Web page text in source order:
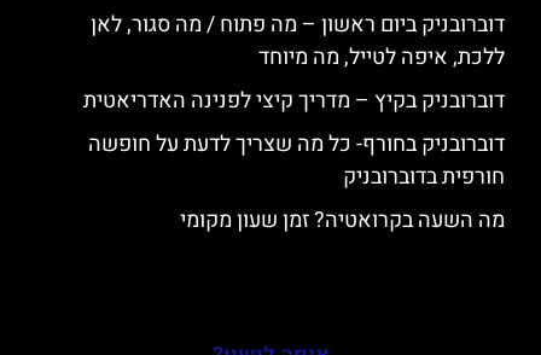
דוברובניק ביום ראשון – מה פתוח / מה סגור, לאן
ללכת, איפה לטייל, מה מיוחד
דוברובניק בקיץ – מדריך קיצי לפנינה האדריאטית
דוברובניק בחורף- כל מה שצריך לדעת על חופשה
חורפית בדוברובניק
מה השעה בקרואטיה? זמן שעון מקומי